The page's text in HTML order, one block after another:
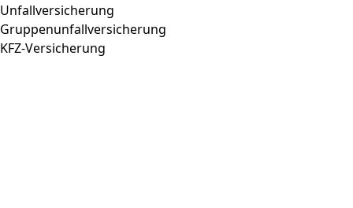
Unfallversicherung
Gruppenunfallversicherung
KFZ-Versicherung